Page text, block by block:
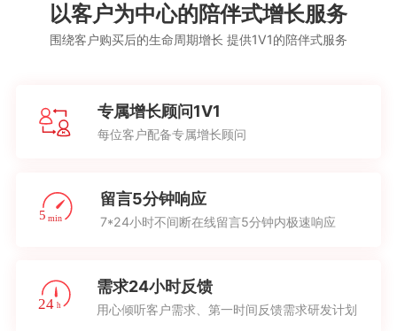
以客户为中心的陪伴式增长服务
围绕客户购买后的生命周期增长 提供1V1的陪伴式服务
专属增长顾问1V1
每位客户配备专属增长顾问
留言5分钟响应
7*24小时不间断在线留言5分钟内极速响应
需求24小时反馈
用心倾听客户需求、第一时间反馈需求研发计划